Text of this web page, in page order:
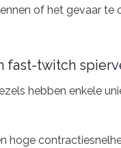
of het gevaar te
fast-twitch
hebben enkele
hoge